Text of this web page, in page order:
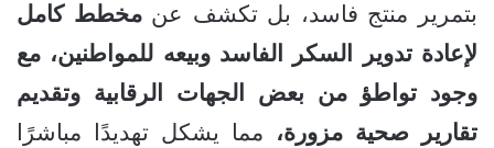
بتمرير منتج فاسد، بل تكشف عنمخطط كامل
لإعادة تدوير السكر الفاسد وبيعه للمواطنين، مع
وجود تواطؤ من بعض الجهات الرقابية وتقديم
تقارير صحية مزورة، مما يشكل تهديدًا مباشرًا